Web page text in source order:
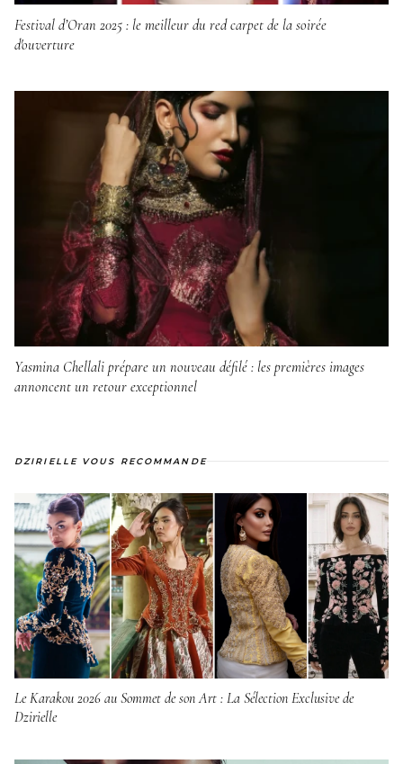
Festival d’Oran 2025 : le meilleur du red carpet de la soirée
d'ouverture
Yasmina Chellali prépare un nouveau défilé : les premières images
annoncent un retour exceptionnel
DZIRIELLE VOUS RECOMMANDE
Le Karakou 2026 au Sommet de son Art : La Sélection Exclusive de
Dzirielle